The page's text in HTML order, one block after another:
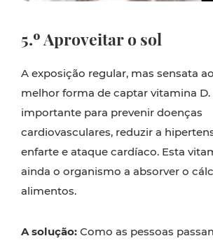
5.º Aproveitar o sol
A exposição regular, mas sensata
melhor forma de captar vitamina D.
importante para prevenir doenças
cardiovasculares, reduzir a
enfarte e ataque cardíaco. Esta
ainda o organismo a absorver o
alimentos.
A solução: Como as pessoas